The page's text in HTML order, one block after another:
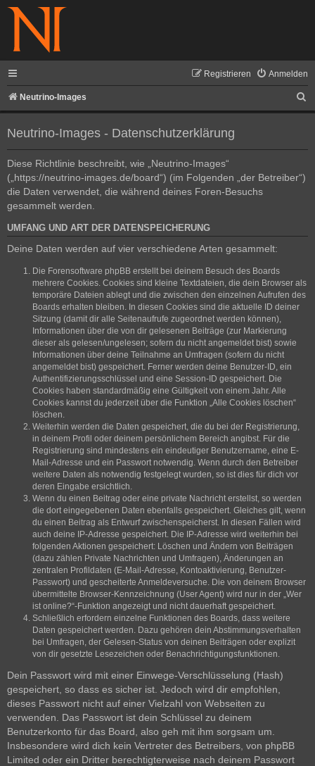
Anmelden
Registrieren
Neutrino-Images
u
Neutrino-Images - Datenschutzerklärung
Diese Richtlinie beschreibt, wie „Neutrino-Images“
(„https://neutrino-images.de/board“) (im Folgenden „der Betreiber“)
die Daten verwendet, die während deines Foren-Besuchs
gesammelt werden.
UMFANG UND ART DER DATENSPEICHERUNG
Deine Daten werden auf vier verschiedene Arten gesammelt:
Die Forensoftware phpBB erstellt bei deinem Besuch des Boards
mehrere Cookies. Cookies sind kleine Textdateien, die dein Browser als
temporäre Dateien ablegt und die zwischen den einzelnen Aufrufen des
Boards erhalten bleiben. In diesen Cookies sind die aktuelle ID deiner
Sitzung (damit dir alle Seitenaufrufe zugeordnet werden können),
Informationen über die von dir gelesenen Beiträge (zur Markierung
dieser als gelesen/ungelesen; sofern du nicht angemeldet bist) sowie
Informationen über deine Teilnahme an Umfragen (sofern du nicht
angemeldet bist) gespeichert. Ferner werden deine Benutzer-ID, ein
Authentifizierungsschlüssel und eine Session-ID gespeichert. Die
Cookies haben standardmäßig eine Gültigkeit von einem Jahr. Alle
Cookies kannst du jederzeit über die Funktion „Alle Cookies löschen“
löschen.
Weiterhin werden die Daten gespeichert, die du bei der Registrierung,
in deinem Profil oder deinem persönlichem Bereich angibst. Für die
Registrierung sind mindestens ein eindeutiger Benutzername, eine E-
Mail-Adresse und ein Passwort notwendig. Wenn durch den Betreiber
weitere Daten als notwendig festgelegt wurden, so ist dies für dich vor
deren Eingabe ersichtlich.
Wenn du einen Beitrag oder eine private Nachricht erstellst, so werden
die dort eingegebenen Daten ebenfalls gespeichert. Gleiches gilt, wenn
du einen Beitrag als Entwurf zwischenspeicherst. In diesen Fällen wird
auch deine IP-Adresse gespeichert. Die IP-Adresse wird weiterhin bei
folgenden Aktionen gespeichert: Löschen und Ändern von Beiträgen
(dazu zählen Private Nachrichten und Umfragen), Änderungen an
zentralen Profildaten (E-Mail-Adresse, Kontoaktivierung, Benutzer-
Passwort) und gescheiterte Anmeldeversuche. Die von deinem Browser
übermittelte Browser-Kennzeichnung (User Agent) wird nur in der „Wer
ist online?“-Funktion angezeigt und nicht dauerhaft gespeichert.
Schließlich erfordern einzelne Funktionen des Boards, dass weitere
Daten gespeichert werden. Dazu gehören dein Abstimmungsverhalten
bei Umfragen, der Gelesen-Status von deinen Beiträgen oder explizit
von dir gesetzte Lesezeichen oder Benachrichtigungsfunktionen.
Dein Passwort wird mit einer Einwege-Verschlüsselung (Hash)
gespeichert, so dass es sicher ist. Jedoch wird dir empfohlen,
dieses Passwort nicht auf einer Vielzahl von Webseiten zu
verwenden. Das Passwort ist dein Schlüssel zu deinem
Benutzerkonto für das Board, also geh mit ihm sorgsam um.
Insbesondere wird dich kein Vertreter des Betreibers, von phpBB
Limited oder ein Dritter berechtigterweise nach deinem Passwort